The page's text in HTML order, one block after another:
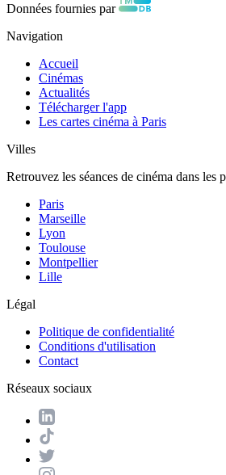
Données fournies par
Navigation
Accueil
Cinémas
Actualités
Télécharger l'app
Les cartes cinéma à Paris
Villes
Retrouvez les séances de cinéma dans les
Paris
Marseille
Lyon
Toulouse
Montpellier
Lille
Légal
Politique de confidentialité
Conditions d'utilisation
Contact
Réseaux sociaux